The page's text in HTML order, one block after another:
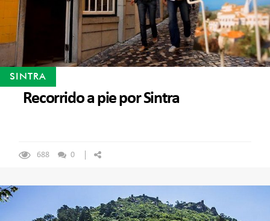
SINTRA
Recorrido a pie por Sintra
688 0